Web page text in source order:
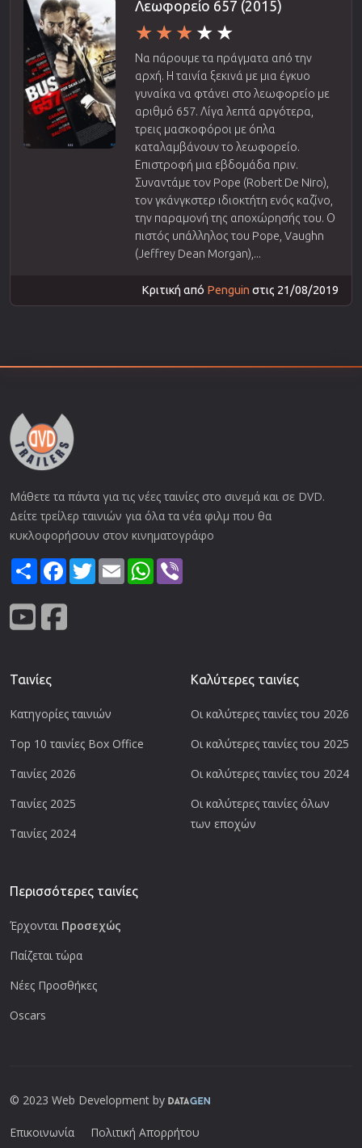
Λεωφορείο 657 (2015)
Να πάρουμε τα πράγματα από την
αρχή. Η ταινία ξεκινά με μια έγκυο
γυναίκα να φτάνει στο λεωφορείο με
αριθμό 657. Λίγα λεπτά αργότερα,
τρεις μασκοφόροι με όπλα
καταλαμβάνουν το λεωφορείο.
Επιστροφή μια εβδομάδα πριν.
Συναντάμε τον Pope (Robert De Niro),
τον γκάνγκστερ ιδιοκτήτη ενός καζίνο,
την παραμονή της αποχώρησής του. Ο
πιστός υπάλληλος του Pope, Vaughn
(Jeffrey Dean Morgan),...
Κριτική από Penguin στις 21/08/2019
Μάθετε τα πάντα για τις νέες ταινίες στο σινεμά και σε DVD.
Δείτε τρείλερ ταινιών για όλα τα νέα φιλμ που θα
κυκλοφορήσουν στον κινηματογράφο
ShareFacebook
TwitterEmail WhatsApp
Ταινίες
Κατηγορίες ταινιών
Top 10 ταινίες Box Office
Ταινίες 2026
Ταινίες 2025
Ταινίες 2024
Καλύτερες ταινίες
Οι καλύτερες ταινίες του 2026
Οι καλύτερες ταινίες του 2025
Οι καλύτερες ταινίες του 2024
Οι καλύτερες ταινίες όλων
των εποχών
Περισσότερες ταινίες
Έρχονται Προσεχώς
Παίζεται τώρα
Νέες Προσθήκες
Oscars
© 2023 Web Development by
Επικοινωνία Πολιτική Απορρήτου